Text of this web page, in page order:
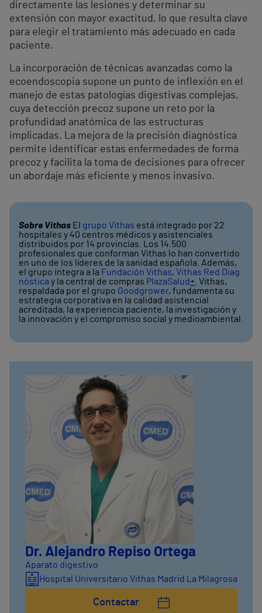
directamente las lesiones y determinar su
extensión con mayor exactitud, lo que resulta clave
para elegir el tratamiento más adecuado en cada
paciente.
La incorporación de técnicas avanzadas como la
ecoendoscopia supone un punto de inflexión en el
manejo de estas patologías digestivas complejas,
cuya detección precoz supone un reto por la
profundidad anatómica de las estructuras
implicadas. La mejora de la precisión diagnóstica
permite identificar estas enfermedades de forma
precoz y facilita la toma de decisiones para ofrecer
un abordaje más eficiente y menos invasivo.
Sobre Vithas El grupo Vithas está integrado por 22
hospitales y 40 centros médicos y asistenciales
distribuidos por 14 provincias. Los 14.500
profesionales que conforman Vithas lo han convertido
en uno de los líderes de la sanidad española. Además,
el grupo integra a la Fundación Vithas, Vithas Red Diag
nóstica y la central de compras PlazaSalud+ . Vithas,
respaldada por el grupo Goodgrower, fundamenta su
estrategia corporativa en la calidad asistencial
acreditada, la experiencia paciente, la investigación y
la innovación y el compromiso social y medioambiental.
Dr. Alejandro Repiso Ortega
Aparato digestivo
Hospital Universitario Vithas Madrid La Milagrosa
Contactar